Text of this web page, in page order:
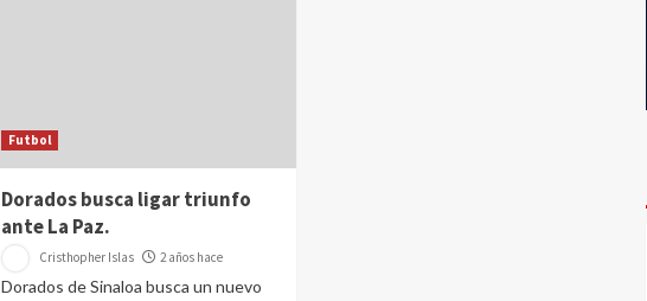
Futbol
Dorados busca ligar triunfo
ante La Paz.
Cristhopher Islas 2 años hace
Dorados de Sinaloa busca un nuevo